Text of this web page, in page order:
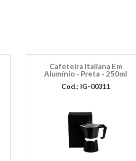
Cafeteira Italiana Em
Alumínio - Preta - 250ml
Cod.: IG-00311